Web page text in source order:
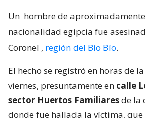
Un hombre de
nacionalidad egipcia fue
Coronel , región del Bío Bío.
El hecho se registró en horas de
viernes, presuntamente en calle
sector Huertos Familiaresde la
donde fue hallada la víctima,